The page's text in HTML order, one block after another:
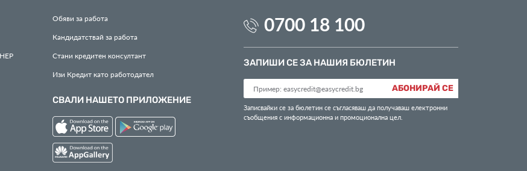
Обяви за работа
Кандидатствай за работа
Стани кредитен консултант
Изи Кредит като работодател
СВАЛИ НАШЕТО ПРИЛОЖЕНИЕ
0700 18 100
ЗАПИШИ СЕ ЗА НАШИЯ БЮЛЕТИН
АБОНИРАЙ СЕ
Записвайки се за бюлетин се съгласяваш да получаваш електронни
съобщения с информационна и промоционална цел.